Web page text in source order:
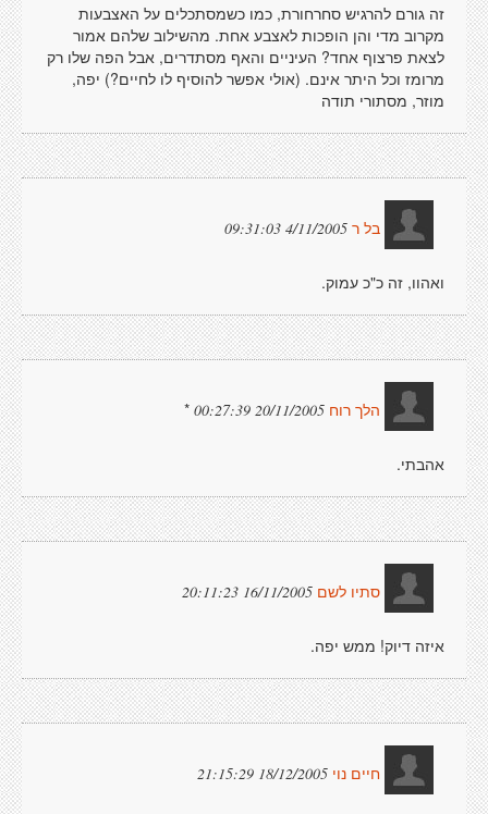
זה גורם להרגיש סחרחורת, כמו כשמסתכלים על האצבעות
מקרוב מדי והן הופכות לאצבע אחת. מהשילוב שלהם אמור
לצאת פרצוף אחד? העיניים והאף מסתדרים, אבל הפה שלו רק
מרומז וכל היתר אינם. (אולי אפשר להוסיף לו לחיים?) יפה,
מוזר, מסתורי תודה
בל ר 4/11/2005 09:31:03
ואהוו, זה כ"כ עמוק.
הלך רוח 20/11/2005 00:27:39
*
אהבתי.
סתיו לשם 16/11/2005 20:11:23
איזה דיוק! ממש יפה.
חיים נוי 18/12/2005 21:15:29